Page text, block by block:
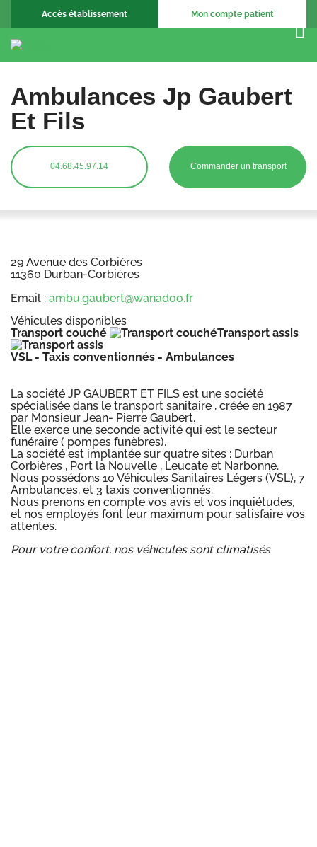
Accès établissement Mon compte patient
Ambulances Jp Gaubert
Et Fils
04.68.45.97.14 Commander un transport
29 Avenue des Corbières
11360 Durban-Corbières
Email : ambu.gaubert@wanadoo.fr
Véhicules disponibles
Transport couché
Transport assis
VSL - Taxis conventionnés - Ambulances
La société JP GAUBERT ET FILS est une société
spécialisée dans le transport sanitaire , créée en 1987
par Monsieur Jean- Pierre Gaubert.
Elle exerce une seconde activité qui est le secteur
funéraire ( pompes funèbres).
La société est implantée sur quatre sites : Durban
Corbières , Port la Nouvelle , Leucate et Narbonne.
Nous possédons 10 Véhicules Sanitaires Légers (VSL), 7
Ambulances, et 3 taxis conventionnés.
Nous prenons en compte vos avis et vos inquiétudes,
et nos employés font leur maximum pour satisfaire vos
attentes.
Pour votre confort, nos véhicules sont climatisés